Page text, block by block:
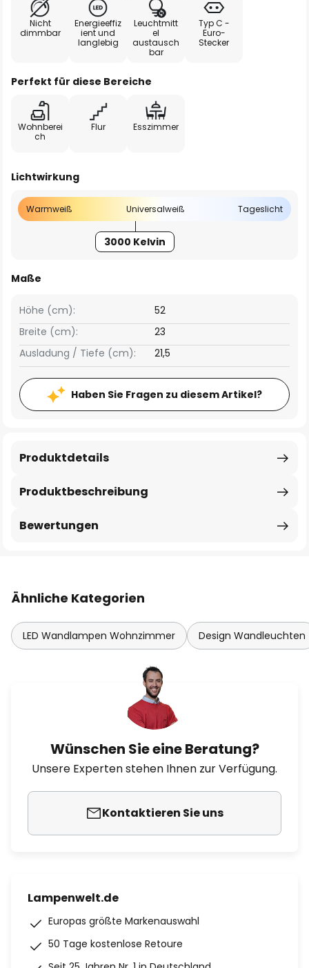
Nicht
dimmbar
Energieeffiz
ient und
langlebig
Leuchtmitt
el
austausch
bar
Typ C -
Euro-
Stecker
Perfekt für diese Bereiche
Wohnberei
ch
Flur Esszimmer
Lichtwirkung
Warmweiß Universalweiß Tageslicht
3000 Kelvin
Maße
Breite (cm): 23
Höhe (cm): 52
Ausladung / Tiefe (cm): 21,5
Haben Sie Fragen zu diesem Artikel?
Produktbeschreibung
Produktdetails
Bewertungen
Ähnliche Kategorien
LED Wandlampen Wohnzimmer Design Wandleuchten
Wünschen Sie eine Beratung?
Unsere Experten stehen Ihnen zur Verfügung.
Kontaktieren Sie uns
Lampenwelt.de
Europas größte Markenauswahl
50 Tage kostenlose Retoure